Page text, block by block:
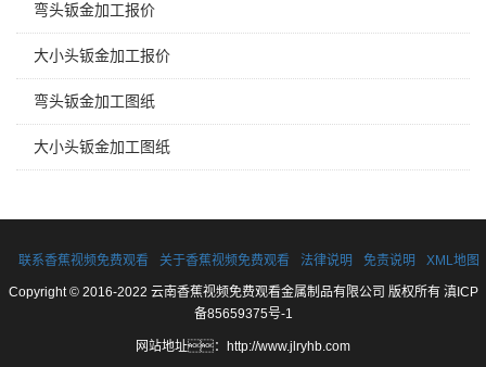
弯头钣金加工报价
大小头钣金加工报价
弯头钣金加工图纸
大小头钣金加工图纸
联系香蕉视频免费观看 关于香蕉视频免费观看 法律说明 免责说明 XML地图
Copyright © 2016-2022 云南香蕉视频免费观看金属制品有限公司 版权所有 滇ICP
备85659375号-1
网站地址： http://www.jlryhb.com